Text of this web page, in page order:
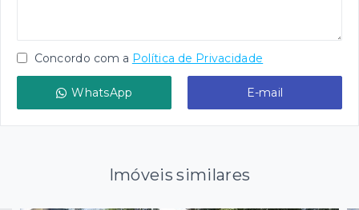
Concordo com a Política de Privacidade
WhatsApp E-mail
Imóveis similares